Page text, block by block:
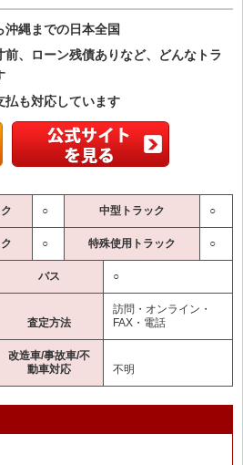
縄までの日本全国
、ローン残債ありなど、どんなトラ
払も対応しています
○ 中型トラック ○
○ 特殊使用トラック ○
バス ○
査定方法
訪問・オンライン・
FAX・電話
改造車/事故車/不
動車対応
不明